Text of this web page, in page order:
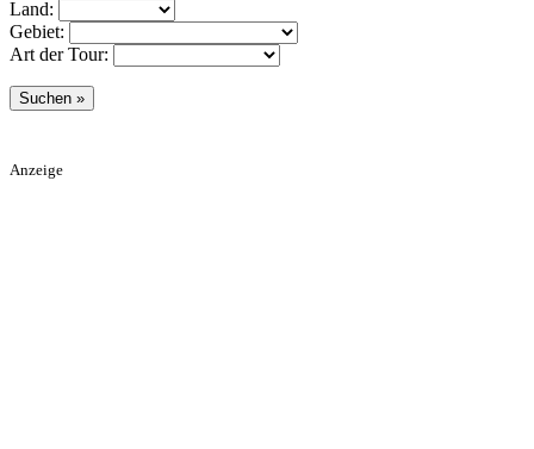
Land:
Gebiet:
Art der Tour:
Anzeige